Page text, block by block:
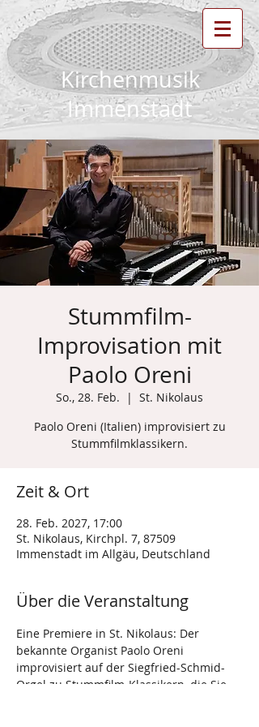
Kirchenmusik
Immenstadt
Stummfilm-
Improvisation mit
Paolo Oreni
So., 28. Feb.
  |
St. Nikolaus
Paolo Oreni (Italien) improvisiert zu
Stummfilmklassikern.
Zeit & Ort
28. Feb. 2027, 17:00
St. Nikolaus, Kirchpl. 7, 87509
Immenstadt im Allgäu, Deutschland
Über die Veranstaltung
Eine Premiere in St. Nikolaus: Der
bekannte Organist Paolo Oreni
improvisiert auf der Siegfried-Schmid-
Orgel zu Stummfilm-Klassikern, die Sie